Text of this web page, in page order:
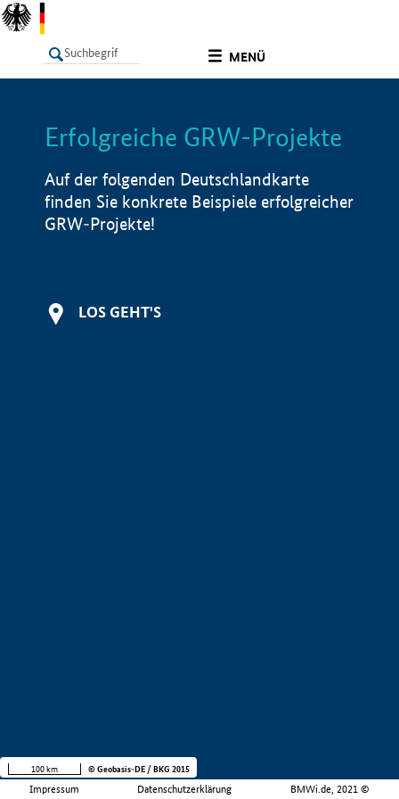
MENÜ
LISTE Info
Erfolgreiche GRW-Projekte
Auf der folgenden Deutschlandkarte
finden Sie konkrete Beispiele erfolgreicher
GRW-Projekte!
LOS GEHT'S
Impressum Datenschutzerklärung BMWi.de, 2021 ©
100 km © Geobasis-DE / BKG 2015